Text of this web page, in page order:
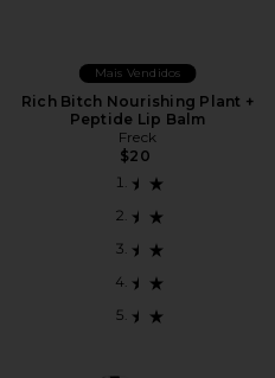
Mais Vendidos
Rich Bitch Nourishing Plant +
Peptide Lip Balm
Freck
$20